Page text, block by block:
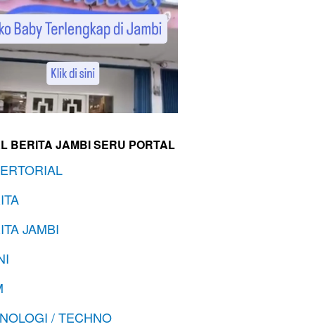
BERITA JAMBI SERU PORTAL
JAMBI
/ TECHNO